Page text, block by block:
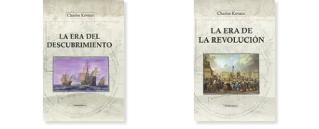
15% $ 20.00 12%
dcto.